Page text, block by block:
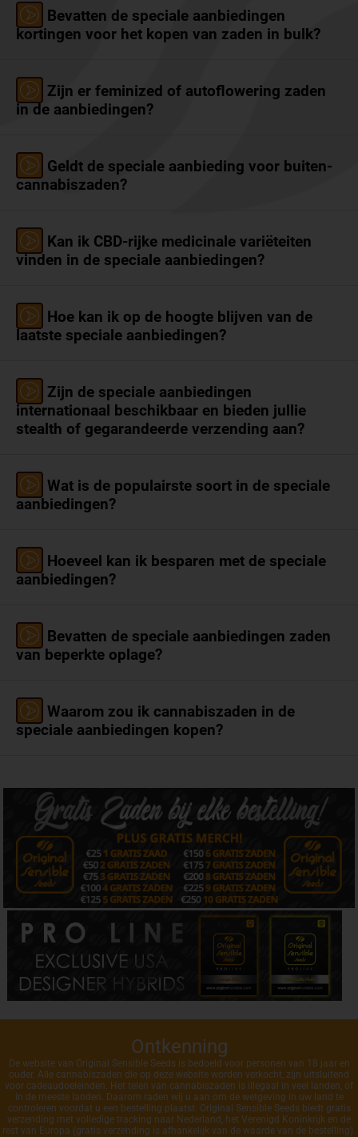
Bevatten de speciale aanbiedingen
kortingen voor het kopen van zaden in bulk?
Zijn er feminized of autoflowering zaden
in de aanbiedingen?
Geldt de speciale aanbieding voor buiten-
cannabiszaden?
Kan ik CBD-rijke medicinale variëteiten
vinden in de speciale aanbiedingen?
Hoe kan ik op de hoogte blijven van de
laatste speciale aanbiedingen?
Zijn de speciale aanbiedingen
internationaal beschikbaar en bieden jullie
stealth of gegarandeerde verzending aan?
Wat is de populairste soort in de speciale
aanbiedingen?
Hoeveel kan ik besparen met de speciale
aanbiedingen?
Bevatten de speciale aanbiedingen zaden
van beperkte oplage?
Waarom zou ik cannabiszaden in de
speciale aanbiedingen kopen?
Ontkenning
De website van Original Sensible Seeds is bedoeld voor personen van 18 jaar en
ouder. Alle cannabiszaden die op deze website worden verkocht, zijn uitsluitend
voor cadeaudoeleinden. Het telen van cannabiszaden is illegaal in veel landen, of
in de meeste landen. Daarom raden wij u aan om de wetgeving in uw land te
controleren voordat u een bestelling plaatst. Original Sensible Seeds biedt gratis
verzending met volledige tracking naar Nederland, het Verenigd Koninkrijk en de
rest van Europa (gratis verzending is afhankelijk van de waarde van de bestelling).